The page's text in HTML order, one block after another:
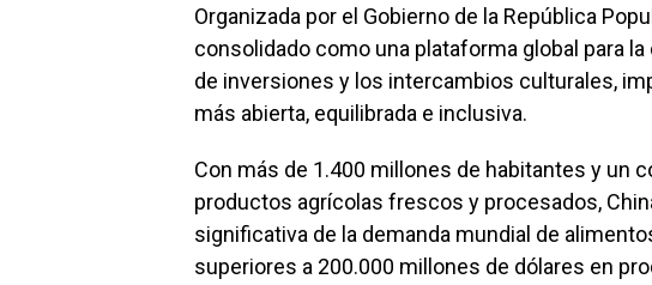
Organizada por el Gobierno de la República
consolidado como una plataforma global para
de inversiones y los intercambios culturales,
más abierta, equilibrada e inclusiva.
Con más de 1.400 millones de habitantes y un
productos agrícolas frescos y procesados,
significativa de la demanda mundial de
superiores a 200.000 millones de dólares en